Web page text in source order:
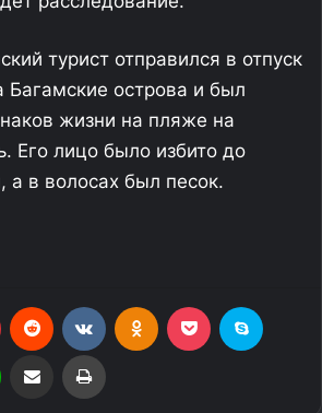
турист отправился в отпуск
Багамские острова и был
жизни на пляже на
Его лицо было избито до
а в волосах был песок.